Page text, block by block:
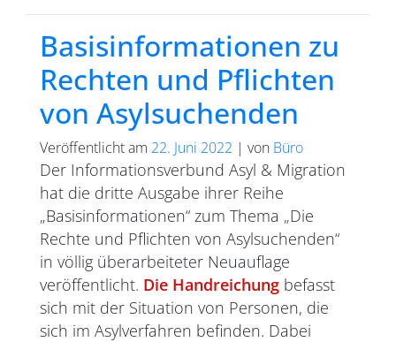
Basisinformationen zu
Rechten und Pflichten
von Asylsuchenden
Veröffentlicht am 22. Juni 2022 | von Büro
Der Informationsverbund Asyl & Migration
hat die dritte Ausgabe ihrer Reihe
„Basisinformationen“ zum Thema „Die
Rechte und Pflichten von Asylsuchenden“
in völlig überarbeiteter Neuauflage
veröffentlicht. Die Handreichung befasst
sich mit der Situation von Personen, die
sich im Asylverfahren befinden. Dabei